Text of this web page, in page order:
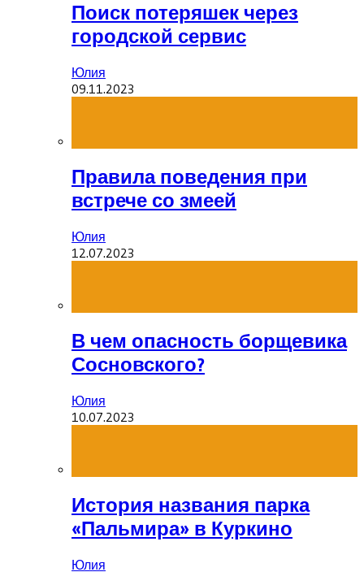
Поиск потеряшек через
городской сервис
Юлия
09.11.2023
Правила поведения при
встрече со змеей
Юлия
12.07.2023
В чем опасность борщевика
Сосновского?
Юлия
10.07.2023
История названия парка
«Пальмира» в Куркино
Юлия